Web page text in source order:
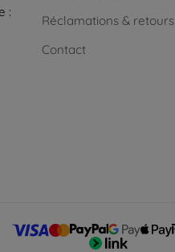
:
Réclamations & retours
Contact